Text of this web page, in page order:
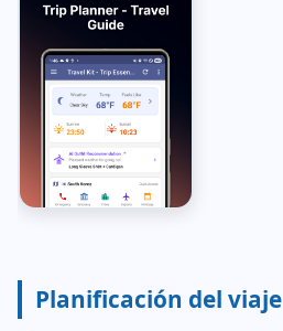
Planificación del viaje